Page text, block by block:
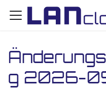
g 2026-